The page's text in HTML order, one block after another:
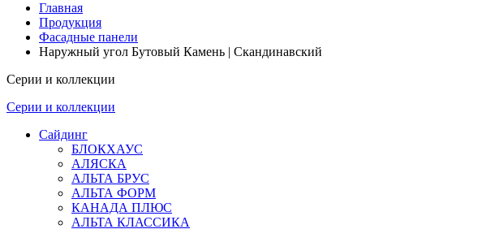
Главная
Продукция
Фасадные панели
Наружный угол Бутовый Камень | Скандинавский
Серии и коллекции
Серии и коллекции
Сайдинг
БЛОКХАУС
АЛЯСКА
АЛЬТА БРУС
АЛЬТА ФОРМ
КАНАДА ПЛЮС
АЛЬТА КЛАССИКА